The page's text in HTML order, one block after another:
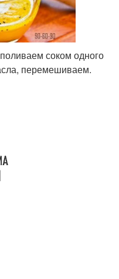
соком одного
перемешиваем.